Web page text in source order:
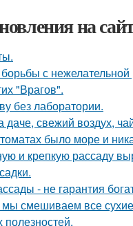
на
с
"Врагов".
без лаборатории.
даче, свежий воздух,
было море и
и крепкую рассаду
- не гарантия
смешиваем все
полезностей.